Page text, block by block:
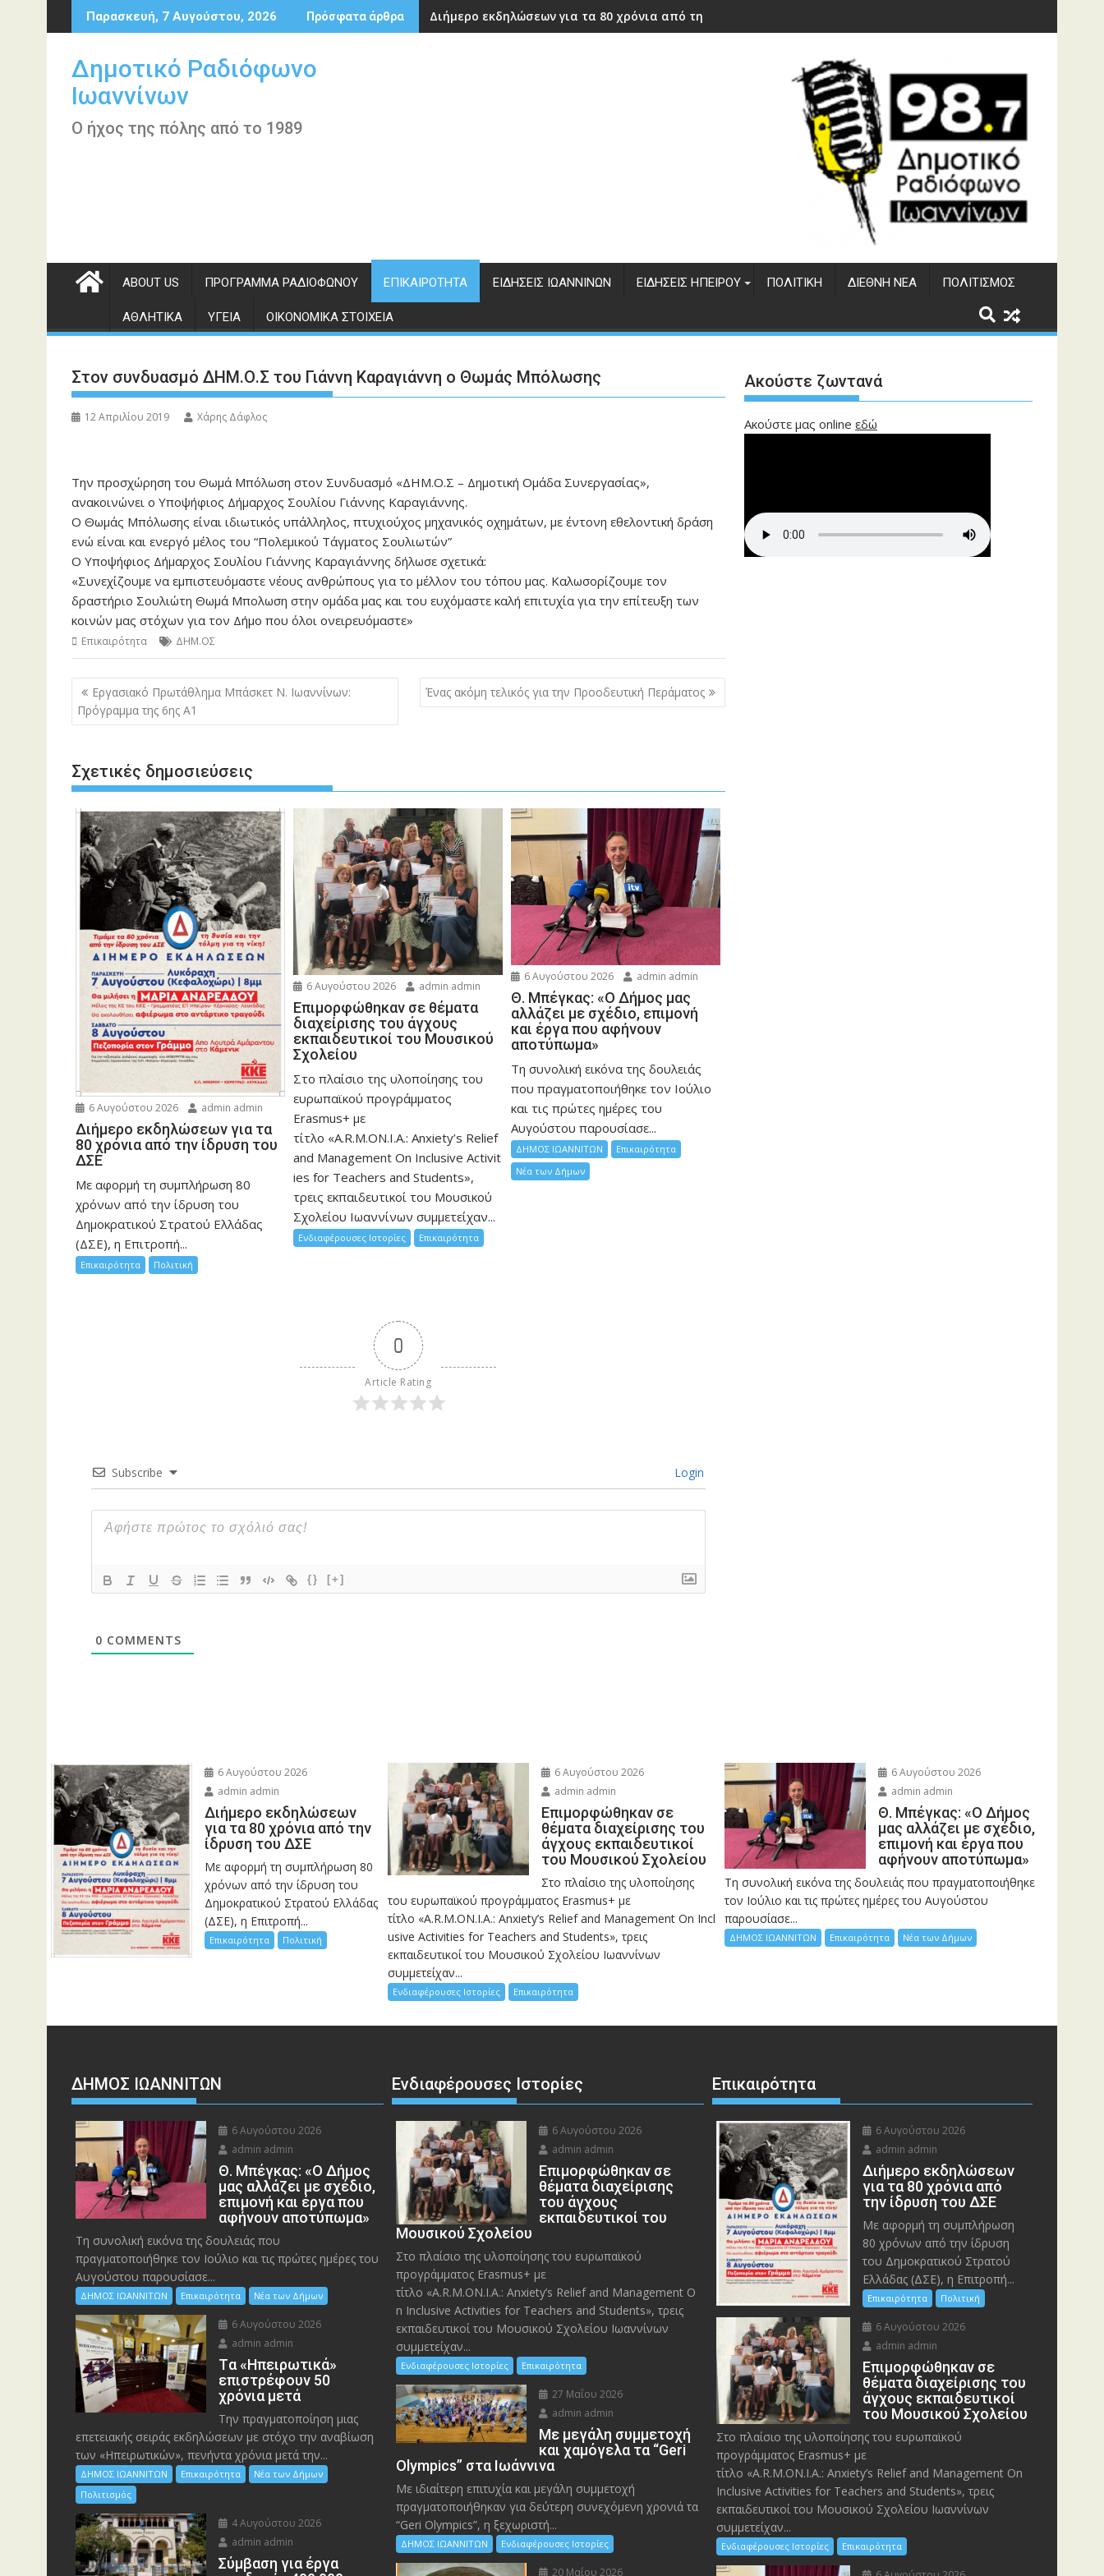
Περάστε
στο
Παρασκευή, 7 Αυγούστου, 2026 Πρόσφατα άρθρα Διήμερο εκδηλώσεων για τα 80 χρόνια από την ίδρυση του ΔΣΕ
Δημοτικό Ραδιόφωνο
Ιωαννίνων
Ο ήχος της πόλης από το 1989
ABOUT US ΠΡΌΓΡΑΜΜΑ ΡΑΔΙΟΦΏΝΟΥ ΕΠΙΚΑΙΡΌΤΗΤΑ ΕΙΔΉΣΕΙΣ ΙΩΑΝΝΊΝΩΝ ΕΙΔΉΣΕΙΣ ΗΠΕΊΡΟΥ ΠΟΛΙΤΙΚΉ ΔΙΕΘΝΉ ΝΈΑ ΠΟΛΙΤΙΣΜΌΣ
ΑΘΛΗΤΙΚΆ ΥΓΕΊΑ ΟΙΚΟΝΟΜΙΚΆ ΣΤΟΙΧΕΊΑ
Στον συνδυασμό ΔΗΜ.Ο.Σ του Γιάννη Καραγιάννη ο Θωμάς Μπόλωσης
12 Απριλίου 2019 Χάρης Δάφλος
Την προσχώρηση του Θωμά Μπόλωση στον Συνδυασμό «ΔΗΜ.Ο.Σ – Δημοτική Ομάδα Συνεργασίας»,
ανακοινώνει ο Υποψήφιος Δήμαρχος Σουλίου Γιάννης Καραγιάννης.
Ο Θωμάς Μπόλωσης είναι ιδιωτικός υπάλληλος, πτυχιούχος μηχανικός οχημάτων, με έντονη εθελοντική δράση
ενώ είναι και ενεργό μέλος του “Πολεμικού Τάγματος Σουλιωτών”
Ο Υποψήφιος Δήμαρχος Σουλίου Γιάννης Καραγιάννης δήλωσε σχετικά:
«Συνεχίζουμε να εμπιστευόμαστε νέους ανθρώπους για το μέλλον του τόπου μας. Καλωσορίζουμε τον
δραστήριο Σουλιώτη Θωμά Μπολωση στην ομάδα μας και του ευχόμαστε καλή επιτυχία για την επίτευξη των
κοινών μας στόχων για τον Δήμο που όλοι ονειρευόμαστε»
Επικαιρότητα ΔΗΜ.ΟΣ
Πλοήγηση
άρθρων
Εργασιακό Πρωτάθλημα Μπάσκετ Ν. Ιωαννίνων:
Πρόγραμμα της 6ης Α1
Ένας ακόμη τελικός για την Προοδευτική Περάματος
Σχετικές δημοσιεύσεις
6 Αυγούστου 2026 admin admin
Διήμερο εκδηλώσεων για τα
80 χρόνια από την ίδρυση του
ΔΣΕ
Με αφορμή τη συμπλήρωση 80
χρόνων από την ίδρυση του
Δημοκρατικού Στρατού Ελλάδας
(ΔΣΕ), η Επιτροπή...
Επικαιρότητα Πολιτική
6 Αυγούστου 2026 admin admin
Eπιμορφώθηκαν σε θέματα
διαχείρισης του άγχους
εκπαιδευτικοί του Μουσικού
Σχολείου
Στο πλαίσιο της υλοποίησης του
ευρωπαϊκού προγράμματος
Erasmus+ με
τίτλο «A.R.M.ON.I.A.: Anxiety’s Relief
and Management On Inclusive Activit
ies for Teachers and Students»,
τρεις εκπαιδευτικοί του Μουσικού
Σχολείου Ιωαννίνων συμμετείχαν...
Ενδιαφέρουσες Ιστορίες Επικαιρότητα
6 Αυγούστου 2026 admin admin
Θ. Μπέγκας: «Ο Δήμος μας
αλλάζει με σχέδιο, επιμονή
και έργα που αφήνουν
αποτύπωμα»
Τη συνολική εικόνα της δουλειάς
που πραγματοποιήθηκε τον Ιούλιο
και τις πρώτες ημέρες του
Αυγούστου παρουσίασε...
ΔΗΜΟΣ ΙΩΑΝΝΙΤΩΝ
Επικαιρότητα
Νέα των Δήμων
0
Article Rating
Subscribe Login
{} [+]
0 COMMENTS
Ακούστε ζωντανά
Ακούστε μας online εδώ
6 Αυγούστου 2026
admin admin
Διήμερο εκδηλώσεων
για τα 80 χρόνια από την
ίδρυση του ΔΣΕ
Με αφορμή τη συμπλήρωση 80
χρόνων από την ίδρυση του
Δημοκρατικού Στρατού Ελλάδας
(ΔΣΕ), η Επιτροπή...
Επικαιρότητα Πολιτική
6 Αυγούστου 2026
admin admin
Eπιμορφώθηκαν σε
θέματα διαχείρισης του
άγχους εκπαιδευτικοί
του Μουσικού Σχολείου
Στο πλαίσιο της υλοποίησης
του ευρωπαϊκού προγράμματος Erasmus+ με
τίτλο «A.R.M.ON.I.A.: Anxiety’s Relief and Management On Incl
usive Activities for Teachers and Students», τρεις
εκπαιδευτικοί του Μουσικού Σχολείου Ιωαννίνων
συμμετείχαν...
Ενδιαφέρουσες Ιστορίες Επικαιρότητα
6 Αυγούστου 2026
admin admin
Θ. Μπέγκας: «Ο Δήμος
μας αλλάζει με σχέδιο,
επιμονή και έργα που
αφήνουν αποτύπωμα»
Τη συνολική εικόνα της δουλειάς που πραγματοποιήθηκε
τον Ιούλιο και τις πρώτες ημέρες του Αυγούστου
παρουσίασε...
ΔΗΜΟΣ ΙΩΑΝΝΙΤΩΝ Επικαιρότητα Νέα των Δήμων
ΔΗΜΟΣ ΙΩΑΝΝΙΤΩΝ
6 Αυγούστου 2026
admin admin
Θ. Μπέγκας: «Ο Δήμος
μας αλλάζει με σχέδιο,
επιμονή και έργα που
αφήνουν αποτύπωμα»
Τη συνολική εικόνα της δουλειάς που
πραγματοποιήθηκε τον Ιούλιο και τις πρώτες ημέρες του
Αυγούστου παρουσίασε...
ΔΗΜΟΣ ΙΩΑΝΝΙΤΩΝ Επικαιρότητα Νέα των Δήμων
6 Αυγούστου 2026
admin admin
Tα «Ηπειρωτικά»
επιστρέφουν 50
χρόνια μετά
Την πραγματοποίηση μιας
επετειακής σειράς εκδηλώσεων με στόχο την αναβίωση
των «Ηπειρωτικών», πενήντα χρόνια μετά την...
ΔΗΜΟΣ ΙΩΑΝΝΙΤΩΝ Επικαιρότητα
Νέα των Δήμων
Πολιτισμός
4 Αυγούστου 2026
admin admin
Σύμβαση για έργα
Ενδιαφέρουσες Ιστορίες
6 Αυγούστου 2026
admin admin
Eπιμορφώθηκαν σε
θέματα διαχείρισης
του άγχους
εκπαιδευτικοί του
Μουσικού Σχολείου
Στο πλαίσιο της υλοποίησης του ευρωπαϊκού
προγράμματος Erasmus+ με
τίτλο «A.R.M.ON.I.A.: Anxiety’s Relief and Management O
n Inclusive Activities for Teachers and Students», τρεις
εκπαιδευτικοί του Μουσικού Σχολείου Ιωαννίνων
συμμετείχαν...
Ενδιαφέρουσες Ιστορίες Επικαιρότητα
27 Μαΐου 2026
admin admin
Με μεγάλη συμμετοχή
και χαμόγελα τα “Geri
Olympics” στα Ιωάννινα
Με ιδιαίτερη επιτυχία και μεγάλη συμμετοχή
πραγματοποιήθηκαν για δεύτερη συνεχόμενη χρονιά τα
“Geri Olympics”, η ξεχωριστή...
ΔΗΜΟΣ ΙΩΑΝΝΙΤΩΝ Ενδιαφέρουσες Ιστορίες
20 Μαΐου 2026
Επικαιρότητα
6 Αυγούστου 2026
admin admin
Διήμερο εκδηλώσεων
για τα 80 χρόνια από
την ίδρυση του ΔΣΕ
Με αφορμή τη συμπλήρωση
80 χρόνων από την ίδρυση
του Δημοκρατικού Στρατού
Ελλάδας (ΔΣΕ), η Επιτροπή...
Επικαιρότητα Πολιτική
6 Αυγούστου 2026
admin admin
Eπιμορφώθηκαν σε
θέματα διαχείρισης του
άγχους εκπαιδευτικοί
του Μουσικού Σχολείου
Στο πλαίσιο της υλοποίησης του ευρωπαϊκού
προγράμματος Erasmus+ με
τίτλο «A.R.M.ON.I.A.: Anxiety’s Relief and Management On
Inclusive Activities for Teachers and Students», τρεις
εκπαιδευτικοί του Μουσικού Σχολείου Ιωαννίνων
συμμετείχαν...
Ενδιαφέρουσες Ιστορίες Επικαιρότητα